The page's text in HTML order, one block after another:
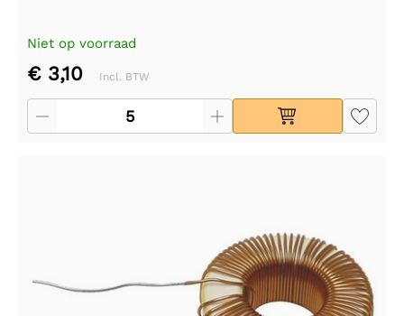
Niet op voorraad
€ 3,10 Incl. BTW